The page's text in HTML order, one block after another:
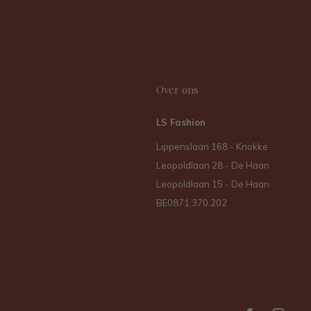
Over ons
LS Fashion
Lippenslaan 168 - Knokke
Leopoldlaan 28 - De Haan
Leopoldlaan 15 - De Haan
BE0871.370.202